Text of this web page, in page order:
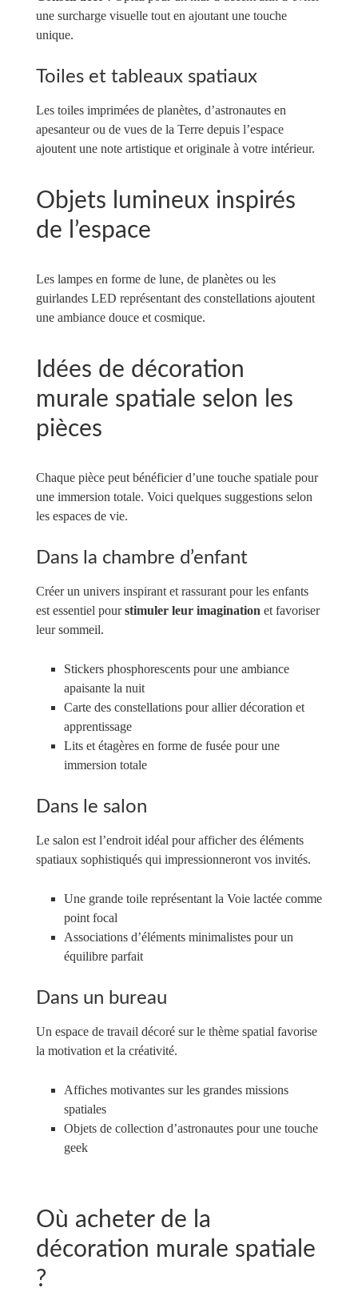
une surcharge visuelle tout en ajoutant une touche
unique.
Toiles et tableaux spatiaux
Les toiles imprimées de planètes, d’astronautes en
apesanteur ou de vues de la Terre depuis l’espace
ajoutent une note artistique et originale à votre intérieur.
Objets lumineux inspirés
de l’espace
Les lampes en forme de lune, de planètes ou les
guirlandes LED représentant des constellations ajoutent
une ambiance douce et cosmique.
Idées de décoration
murale spatiale selon les
pièces
Chaque pièce peut bénéficier d’une touche spatiale pour
une immersion totale. Voici quelques suggestions selon
les espaces de vie.
Dans la chambre d’enfant
Créer un univers inspirant et rassurant pour les enfants
est essentiel pourstimuler leur imagination et favoriser
leur sommeil.
Stickers phosphorescents pour une ambiance
apaisante la nuit
Carte des constellations pour allier décoration et
apprentissage
Lits et étagères en forme de fusée pour une
immersion totale
Dans le salon
Le salon est l’endroit idéal pour afficher des éléments
spatiaux sophistiqués qui impressionneront vos invités.
Une grande toile représentant la Voie lactée comme
point focal
Associations d’éléments minimalistes pour un
équilibre parfait
Dans un bureau
Un espace de travail décoré sur le thème spatial favorise
la motivation et la créativité.
Affiches motivantes sur les grandes missions
spatiales
Objets de collection d’astronautes pour une touche
geek
Où acheter de la
décoration murale spatiale
?